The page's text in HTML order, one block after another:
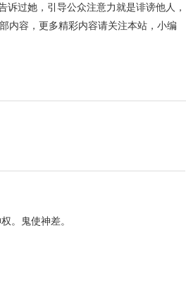
过她，引导公众注意力就是诽谤他人，
内容，更多精彩内容请关注本站，小编
。鬼使神差。